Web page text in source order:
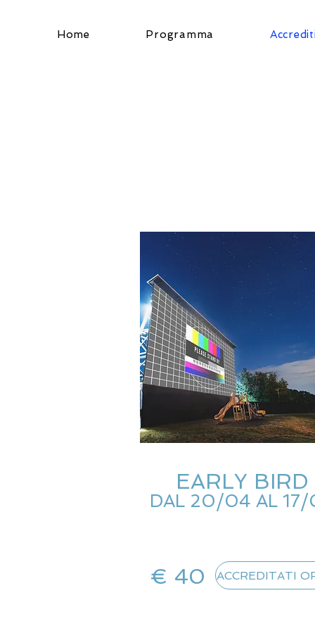
Home Programma
EARLY BIRD
DAL 20/04 AL 17/
€ 40 ACCREDITATI